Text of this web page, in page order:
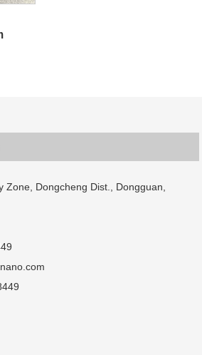
Zone, Dongcheng Dist., Dongguan,